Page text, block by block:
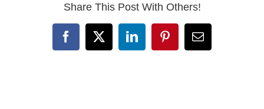
Share This Post With Others!
Facebook
X LinkedInPinterestEmail